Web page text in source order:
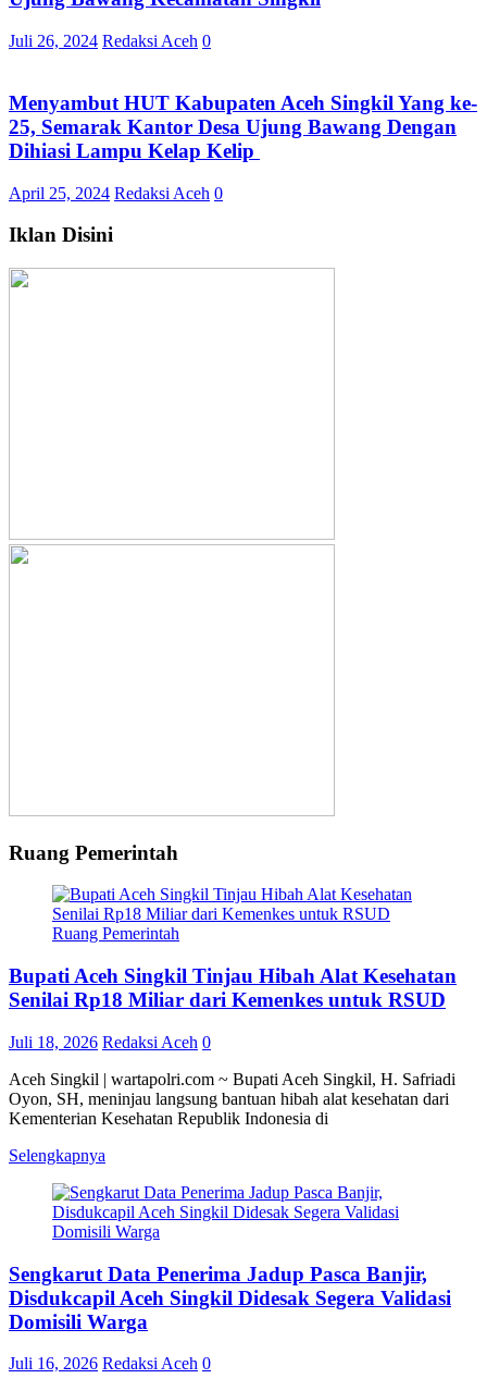
Juli 26, 2024 Redaksi Aceh 0
Menyambut HUT Kabupaten Aceh Singkil Yang ke-
25, Semarak Kantor Desa Ujung Bawang Dengan
Dihiasi Lampu Kelap Kelip
April 25, 2024 Redaksi Aceh 0
Iklan Disini
Ruang Pemerintah
Ruang Pemerintah
Bupati Aceh Singkil Tinjau Hibah Alat Kesehatan
Senilai Rp18 Miliar dari Kemenkes untuk RSUD
Juli 18, 2026 Redaksi Aceh 0
Aceh Singkil | wartapolri.com ~ Bupati Aceh Singkil, H. Safriadi
Oyon, SH, meninjau langsung bantuan hibah alat kesehatan dari
Kementerian Kesehatan Republik Indonesia di
Selengkapnya
Sengkarut Data Penerima Jadup Pasca Banjir,
Disdukcapil Aceh Singkil Didesak Segera Validasi
Domisili Warga
Juli 16, 2026 Redaksi Aceh 0